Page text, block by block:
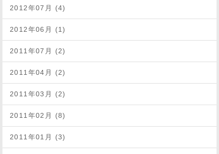
2012年07月 (4)
2012年06月 (1)
2011年07月 (2)
2011年04月 (2)
2011年03月 (2)
2011年02月 (8)
2011年01月 (3)